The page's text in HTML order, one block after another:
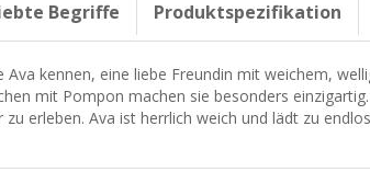
Begriffe Produktspezifikation
Ava kennen, eine liebe Freundin mit weichem,
mit Pompon machen sie besonders
erleben. Ava ist herrlich weich und lädt zu